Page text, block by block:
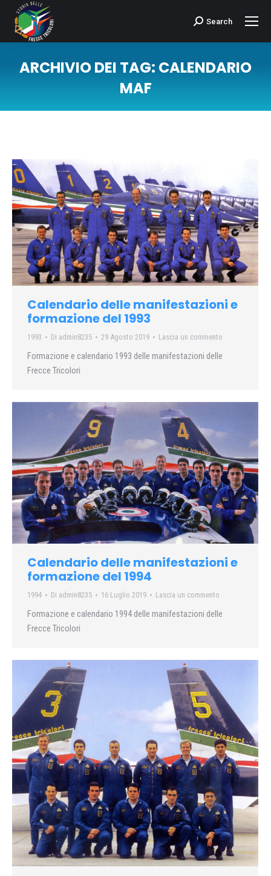
Cerca:Search
ARCHIVIO DEI TAG: CALENDARIO
MAF
Calendario delle manifestazioni e
formazione del 1993
1993 Di admin8235 29 Agosto 2019 Lascia un commento
Formazione e calendario 1993 delle manifestazioni delle
Frecce Tricolori
Calendario delle manifestazioni e
formazione del 1994
1994 Di admin8235 16 Luglio 2019 Lascia un commento
Formazione e calendario 1994 delle manifestazioni delle
Frecce Tricolori